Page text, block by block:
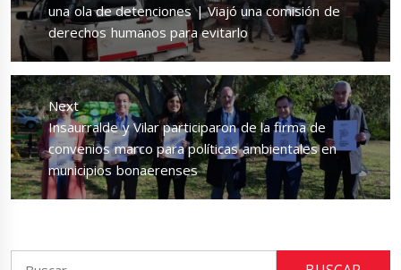
post:
una ola de detenciones | Viajó una comisión de
derechos humanos para evitarlo
Next
Next
post:
Insaurralde y Vilar participaron de la firma de
convenios marco para políticas ambientales en
municipios bonaerenses